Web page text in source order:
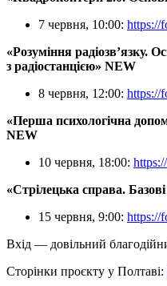
7 червня, 10:00: https://
«Розуміння радіозв’язку.
з радіостанцією» NEW
8 червня, 12:00: https://
«Перша психологічна
NEW
10 червня, 18:00:
«Стрілецька справа.
15 червня, 9:00: https://
Вхід — довільний
Сторінки проєкту у Полтаві: